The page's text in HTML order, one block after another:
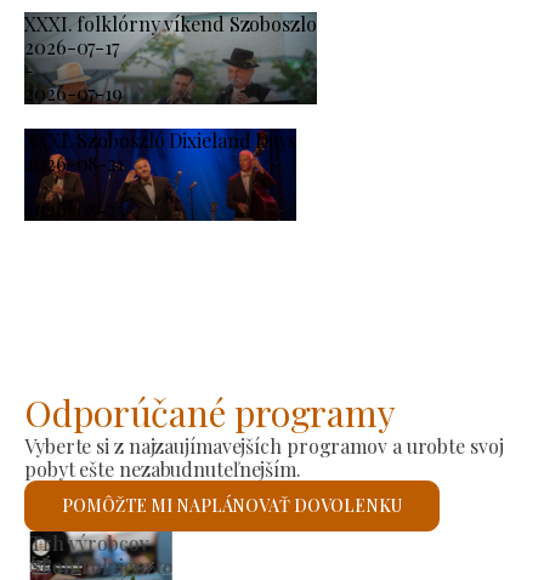
XXXI. folklórny víkend Szoboszlo
2026-07-17
-
2026-07-19
XXXI. Szoboszló Dixieland Days
2026-08-21
-
2026-08-23
Odporúčané programy
Vyberte si z najzaujímavejších programov a urobte svoj
pobyt ešte nezabudnuteľnejším.
POMÔŽTE MI NAPLÁNOVAŤ DOVOLENKU
Rímskokatolícky kostol svätého Lászlóa
Skontrolujem to